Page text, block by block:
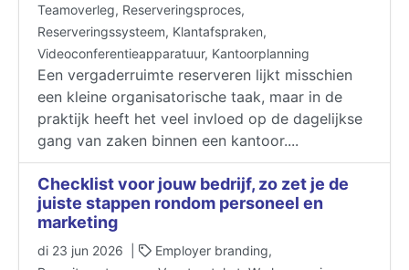
Teamoverleg, Reserveringsproces,
Reserveringssysteem, Klantafspraken,
Videoconferentieapparatuur, Kantoorplanning
Een vergaderruimte reserveren lijkt misschien
een kleine organisatorische taak, maar in de
praktijk heeft het veel invloed op de dagelijkse
gang van zaken binnen een kantoor....
Checklist voor jouw bedrijf, zo zet je de
juiste stappen rondom personeel en
marketing
di 23 jun 2026 |
Employer branding,